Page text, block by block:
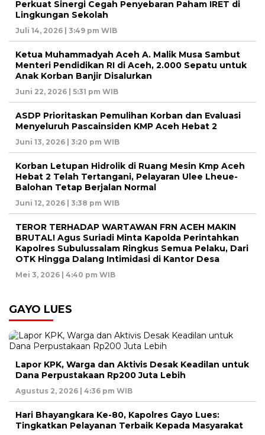
Perkuat Sinergi Cegah Penyebaran Paham IRET di
Lingkungan Sekolah
Juli 14, 2026 | 3:49 pm WIB
Ketua Muhammadyah Aceh A. Malik Musa Sambut
Menteri Pendidikan RI di Aceh, 2.000 Sepatu untuk
Anak Korban Banjir Disalurkan
Juni 22, 2026 | 5:31 pm WIB
ASDP Prioritaskan Pemulihan Korban dan Evaluasi
Menyeluruh Pascainsiden KMP Aceh Hebat 2
Juni 13, 2026 | 3:20 pm WIB
Korban Letupan Hidrolik di Ruang Mesin Kmp Aceh
Hebat 2 Telah Tertangani, Pelayaran Ulee Lheue-
Balohan Tetap Berjalan Normal
Juni 12, 2026 | 3:38 pm WIB
TEROR TERHADAP WARTAWAN FRN ACEH MAKIN
BRUTAL! Agus Suriadi Minta Kapolda Perintahkan
Kapolres Subulussalam Ringkus Semua Pelaku, Dari
OTK Hingga Dalang Intimidasi di Kantor Desa
Mei 3, 2026 | 4:40 pm WIB
GAYO LUES
Lapor KPK, Warga dan Aktivis Desak Keadilan untuk
Dana Perpustakaan Rp200 Juta Lebih
Agustus 2, 2026 | 4:36 pm WIB
Hari Bhayangkara Ke-80, Kapolres Gayo Lues:
Tingkatkan Pelayanan Terbaik Kepada Masyarakat